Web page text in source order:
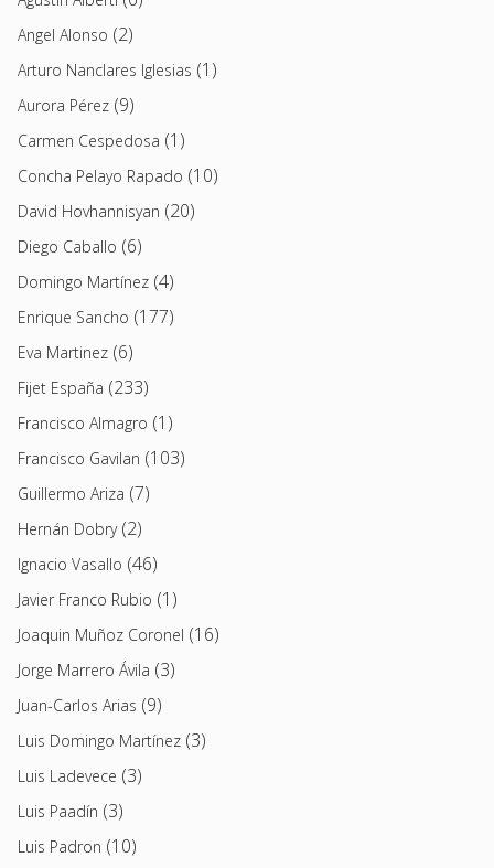
Angel Alonso (2)
Arturo Nanclares Iglesias (1)
Aurora Pérez (9)
Carmen Cespedosa (1)
Concha Pelayo Rapado (10)
David Hovhannisyan (20)
Diego Caballo (6)
Domingo Martínez (4)
Enrique Sancho (177)
Eva Martinez (6)
Fijet España (233)
Francisco Almagro (1)
Francisco Gavilan (103)
Guillermo Ariza (7)
Hernán Dobry(2)
Ignacio Vasallo (46)
Javier Franco Rubio (1)
Joaquin Muñoz Coronel (16)
Jorge Marrero Ávila (3)
Juan-Carlos Arias (9)
Luis Domingo Martínez (3)
Luis Ladevece (3)
Luis Paadín (3)
Luis Padron (10)